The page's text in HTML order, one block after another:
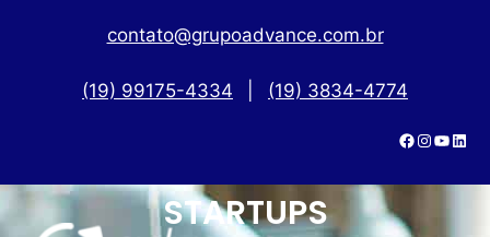
contato@grupoadvance.com.br
(19) 99175-4334 (19) 3834-4774
MARCO LEGAL DAS
STARTUPS